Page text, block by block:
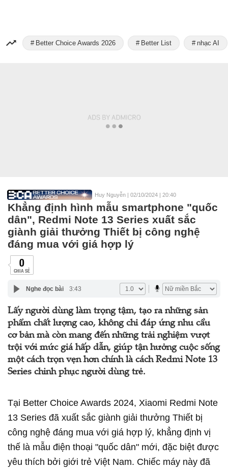
Better Choice Awards 2026 Better List nhạc AI
Huy Nguyễn | 02/10/2024 | 20:40
Khẳng định hình mẫu smartphone "quốc
dân", Redmi Note 13 Series xuất sắc
giành giải thưởng Thiết bị công nghệ
đáng mua với giá hợp lý
0
CHIA SẺ
Nghe đọc bài 3:43
Lấy người dùng làm trọng tậm, tạo ra những sản
phẩm chất lượng cao, không chỉ đáp ứng nhu cầu
cơ bản mà còn mang đến những trải nghiệm vượt
trội với mức giá hấp dẫn, giúp tận hưởng cuộc sống
một cách trọn vẹn hơn chính là cách Redmi Note 13
Series chinh phục người dùng trẻ.
Tại Better Choice Awards 2024, Xiaomi Redmi Note
13 Series đã xuất sắc giành giải thưởng Thiết bị
công nghệ đáng mua với giá hợp lý, khẳng định vị
thế là mẫu điện thoại "quốc dân" mới, đặc biệt được
yêu thích bởi giới trẻ Việt Nam. Chiếc máy này đã